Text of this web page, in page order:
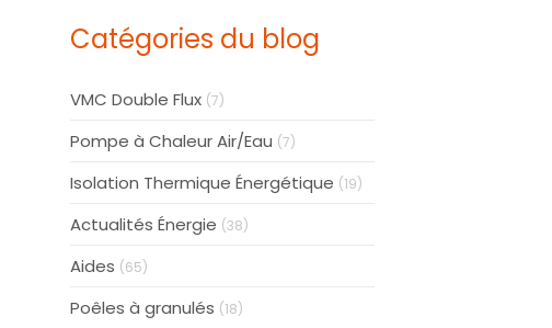
Catégories du blog
VMC Double Flux (7)
Pompe à Chaleur Air/Eau (7)
Isolation Thermique Énergétique (19)
Actualités Énergie (38)
Aides (65)
Poêles à granulés (18)